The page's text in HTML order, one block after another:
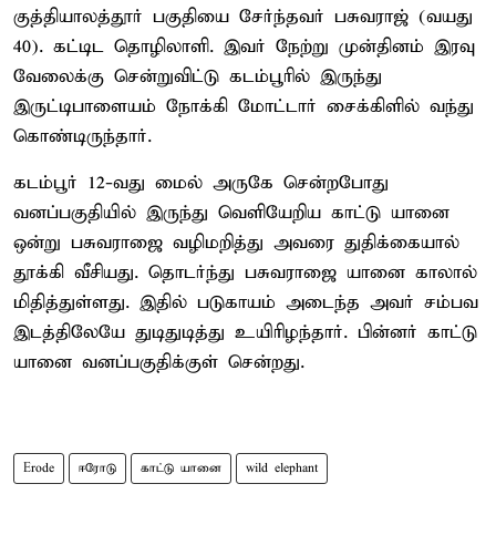
குத்தியாலத்தூர் பகுதியை சேர்ந்தவர் பசுவராஜ் (வயது
40). கட்டிட தொழிலாளி. இவர் நேற்று முன்தினம் இரவு
வேலைக்கு சென்றுவிட்டு கடம்பூரில் இருந்து
இருட்டிபாளையம் நோக்கி மோட்டார் சைக்கிளில் வந்து
கொண்டிருந்தார்.
கடம்பூர் 12-வது மைல் அருகே சென்றபோது
வனப்பகுதியில் இருந்து வெளியேறிய காட்டு யானை
ஒன்று பசுவராஜை வழிமறித்து அவரை துதிக்கையால்
தூக்கி வீசியது. தொடர்ந்து பசுவராஜை யானை காலால்
மிதித்துள்ளது. இதில் படுகாயம் அடைந்த அவர் சம்பவ
இடத்திலேயே துடிதுடித்து உயிரிழந்தார். பின்னர் காட்டு
யானை வனப்பகுதிக்குள் சென்றது.
Erode ஈரோடு காட்டு யானை wild elephant